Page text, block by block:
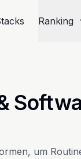
Ranking
um